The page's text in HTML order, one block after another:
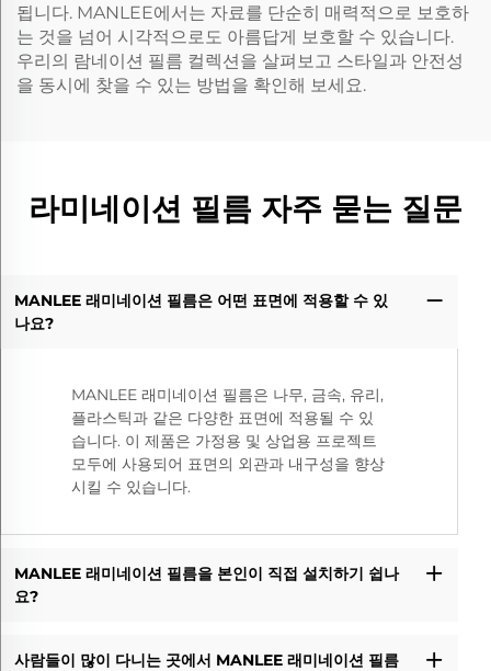
됩니다. MANLEE에서는 자료를 단순히 매력적으로 보호하
는 것을 넘어 시각적으로도 아름답게 보호할 수 있습니다.
우리의 람네이션 필름 컬렉션을 살펴보고 스타일과 안전성
을 동시에 찾을 수 있는 방법을 확인해 보세요.
라미네이션 필름 자주 묻는 질문
MANLEE 래미네이션 필름은 어떤 표면에 적용할 수 있
나요?
MANLEE 래미네이션 필름은 나무, 금속, 유리,
플라스틱과 같은 다양한 표면에 적용될 수 있
습니다. 이 제품은 가정용 및 상업용 프로젝트
모두에 사용되어 표면의 외관과 내구성을 향상
시킬 수 있습니다.
MANLEE 래미네이션 필름을 본인이 직접 설치하기 쉽나
요?
사람들이 많이 다니는 곳에서 MANLEE 래미네이션 필름